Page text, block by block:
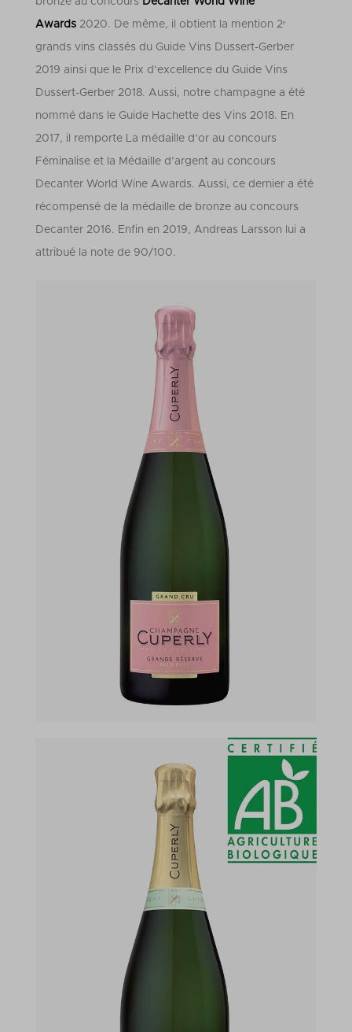
Awards 2020. De même, il obtient la mention 2ᵉ
grands vins classés du Guide Vins Dussert-Gerber
2019 ainsi que le Prix d’excellence du Guide Vins
Dussert-Gerber 2018. Aussi, notre champagne a été
nommé dans le Guide Hachette des Vins 2018. En
2017, il remporte La médaille d’or au concours
Féminalise et la Médaille d’argent au concours
Decanter World Wine Awards. Aussi, ce dernier a été
récompensé de la médaille de bronze au concours
Decanter 2016. Enfin en 2019, Andreas Larsson lui a
attribué la note de 90/100.